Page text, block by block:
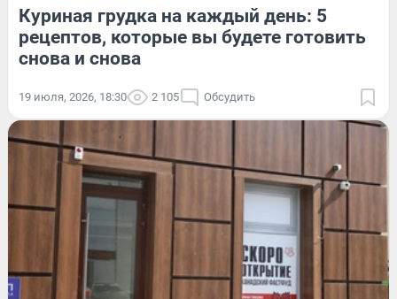
Куриная грудка на каждый день: 5
рецептов, которые вы будете готовить
снова и снова
19 июля, 2026, 18:30 2 105 Обсудить